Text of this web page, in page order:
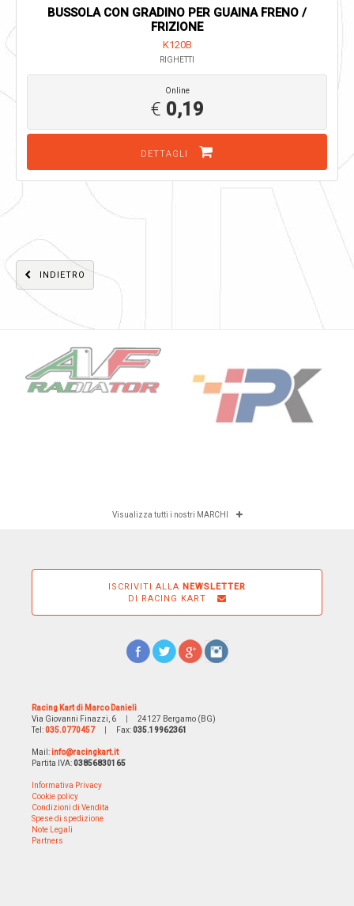
BUSSOLA CON GRADINO PER GUAINA FRENO /
FRIZIONE
K120B
RIGHETTI
Online
€ 0,19
DETTAGLI
INDIETRO
Visualizza tutti i nostri MARCHI
ISCRIVITI ALLA NEWSLETTER
DI RACING KART
Racing Kart di Marco Danieli
Via Giovanni Finazzi, 6
24127 Bergamo (BG)
Tel:035.0770457 Fax:035.19962361
Mail:info@racingkart.it
Partita IVA:03856830165
Informativa Privacy
Cookie policy
Condizioni di Vendita
Spese di spedizione
Note Legali
Partners